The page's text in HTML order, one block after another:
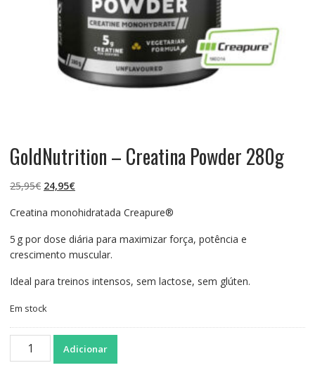
GoldNutrition – Creatina Powder 280g
25,95€ O
original
25,95€.
24,95€O
atual
24,95€.
Creatina monohidratada Creapure®
5 g por dose diária para maximizar força, potência e
crescimento muscular.
Ideal para treinos intensos, sem lactose, sem glúten.
Em stock
Quantidade
Adicionar